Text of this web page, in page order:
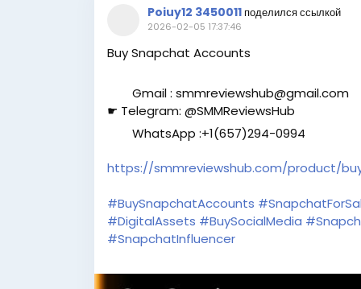
Poiuy12 3450011 поделился ссылкой
2026-02-05 17:37:46
Buy Snapchat Accounts
Gmail : smmreviewshub@gmail.com
☛ Telegram: @SMMReviewsHub
WhatsApp :+1(657)294-0994
https://smmreviewshub.com/product/
#BuySnapchatAccounts
#DigitalAssets #BuySocialMedia
#SnapchatInfluencer